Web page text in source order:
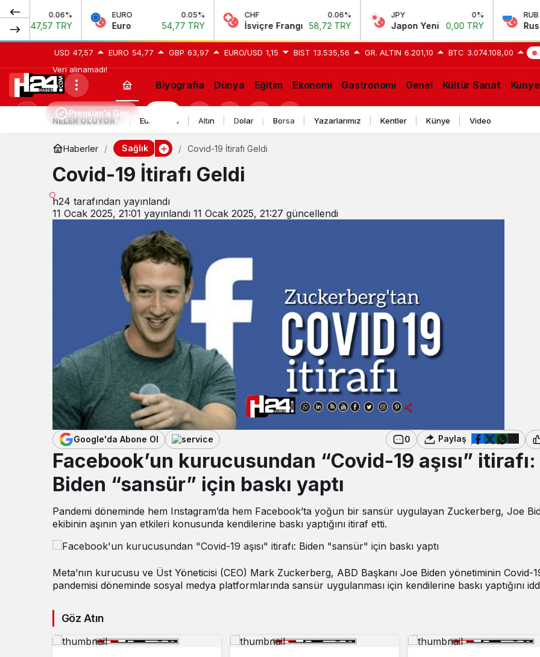
0.06%
TRY
EURO
Euro 54,77 TRY İsviçre Frangı 58,72 TRY Japon Yeni 0,00 TRY Rus Rublesi
USD 47,57 EURO 54,77 GBP 63,97 EURO/USD 1,15 BIST 13.535,56 GR. ALTIN 6.201,10 BTC 3.074.108,00
Veri alınamadı!
Biyografia Dünya Eğitim Ekonomi Gastronomi Genel Kültür Sanat Künye
değiştir
Premium'a Geç
NELER OLUYOR Euro 2024 Altın Dolar Borsa Yazarlarımız Kentler Künye Video
Haberler Sağlık Covid-19 İtirafı Geldi
Covid-19 İtirafı Geldi
h24 tarafından yayınlandı
11 Ocak 2025, 21:01 yayınlandı 11 Ocak 2025, 21:27 güncellendi
Google'da Abone Ol 0 Paylaş
Facebook’un kurucusundan “Covid-19 aşısı” itirafı:
Biden “sansür” için baskı yaptı
Pandemi döneminde hem Instagram’da hem Facebook’ta yoğun bir sansür uygulayan Zuckerberg, Joe
ekibinin aşının yan etkileri konusunda kendilerine baskı yaptığını itiraf etti.
Meta’nın kurucusu ve Üst Yöneticisi (CEO) Mark Zuckerberg, ABD Başkanı Joe Biden yönetiminin Covid-
pandemisi döneminde sosyal medya platformlarında sansür uygulanması için kendilerine baskı yaptığını
Göz Atın